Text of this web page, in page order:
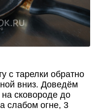
с тарелки обратно
вниз. Доведём
сковороде до
слабом огне, 3